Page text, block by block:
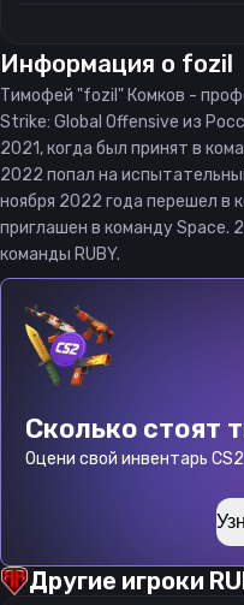
Информация о fozil
Тимофей "fozil" Комков -
Strike: Global Offensive из
2021, когда был принят в
2022 попал на
ноября 2022 года перешел в
приглашен в команду Space.
команды RUBY.
Сколько стоят
Оцени свой инвентарь
Другие игроки